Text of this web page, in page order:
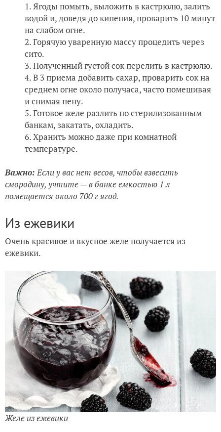
Ягоды помыть, выложить в кастрюлю, залить
водой и, доведя до кипения, проварить 10 минут
на слабом огне.
Горячую уваренную массу процедить через
сито.
Полученный густой сок перелить в кастрюлю.
В 3 приема добавить сахар, проварить сок на
среднем огне около получаса, часто помешивая
и снимая пену.
Готовое желе разлить по стерилизованным
банкам, закатать, охладить.
Хранить можно даже при комнатной
температуре.
Важно:Если у вас нет весов, чтобы взвесить
смородину, учтите — в банке емкостью 1 л
помещается около 700 г ягод.
Из ежевики
Очень красивое и вкусное желе получается из
ежевики.
Желе из ежевики